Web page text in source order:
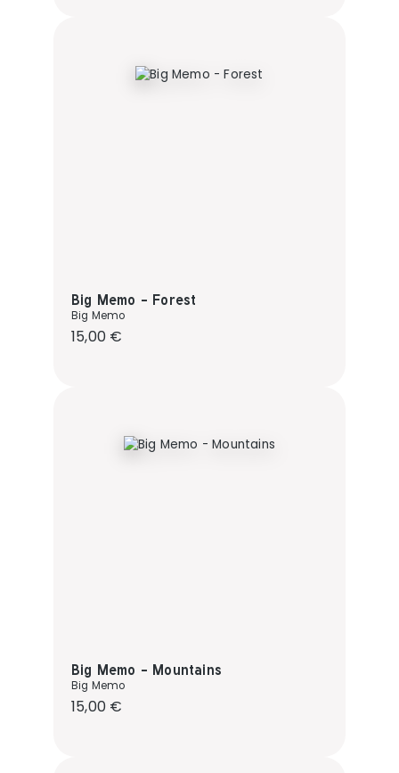
Big Memo - Forest
Big Memo
Regulärer Preis:
15,00 €
Big Memo - Mountains
Big Memo
Regulärer Preis:
15,00 €